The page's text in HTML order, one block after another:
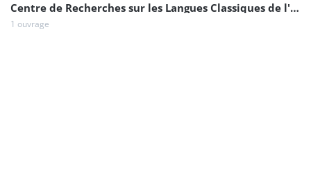
Centre de Recherches sur les Langues Classiques de l'Orient et de l'Occident. Université de Limoges
1 ouvrage